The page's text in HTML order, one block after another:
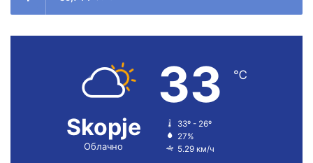
Skopje
Облачно
33 ℃
33º - 26º
27%
5.29 км/ч